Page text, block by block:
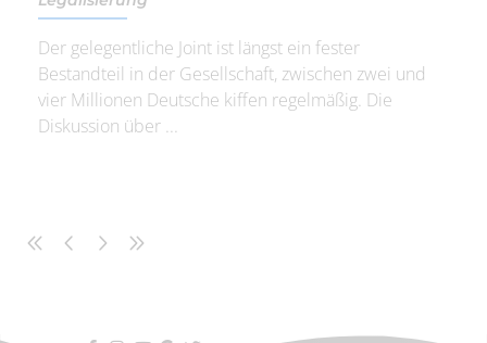
Der gelegentliche Joint ist längst ein fester
Bestandteil in der Gesellschaft, zwischen zwei und
vier Millionen Deutsche kiffen regelmäßig. Die
Diskussion über ...